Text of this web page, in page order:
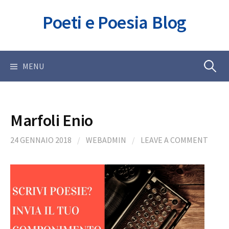
Poeti e Poesia Blog
MENU Ricerca
Marfoli Enio
24 GENNAIO 2018 / WEBADMIN / LEAVE A COMMENT